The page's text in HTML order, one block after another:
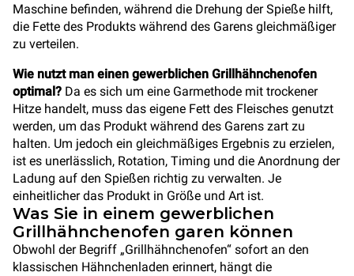
Maschine befinden, während die Drehung der Spieße hilft,
die Fette des Produkts während des Garens gleichmäßiger
zu verteilen.
Wie nutzt man einen gewerblichen Grillhähnchenofen
optimal? Da es sich um eine Garmethode mit trockener
Hitze handelt, muss das eigene Fett des Fleisches genutzt
werden, um das Produkt während des Garens zart zu
halten. Um jedoch ein gleichmäßiges Ergebnis zu erzielen,
ist es unerlässlich, Rotation, Timing und die Anordnung der
Ladung auf den Spießen richtig zu verwalten. Je
einheitlicher das Produkt in Größe und Art ist.
Was Sie in einem gewerblichen
Grillhähnchenofen garen können
Obwohl der Begriff „Grillhähnchenofen“ sofort an den
klassischen Hähnchenladen erinnert, hängt die